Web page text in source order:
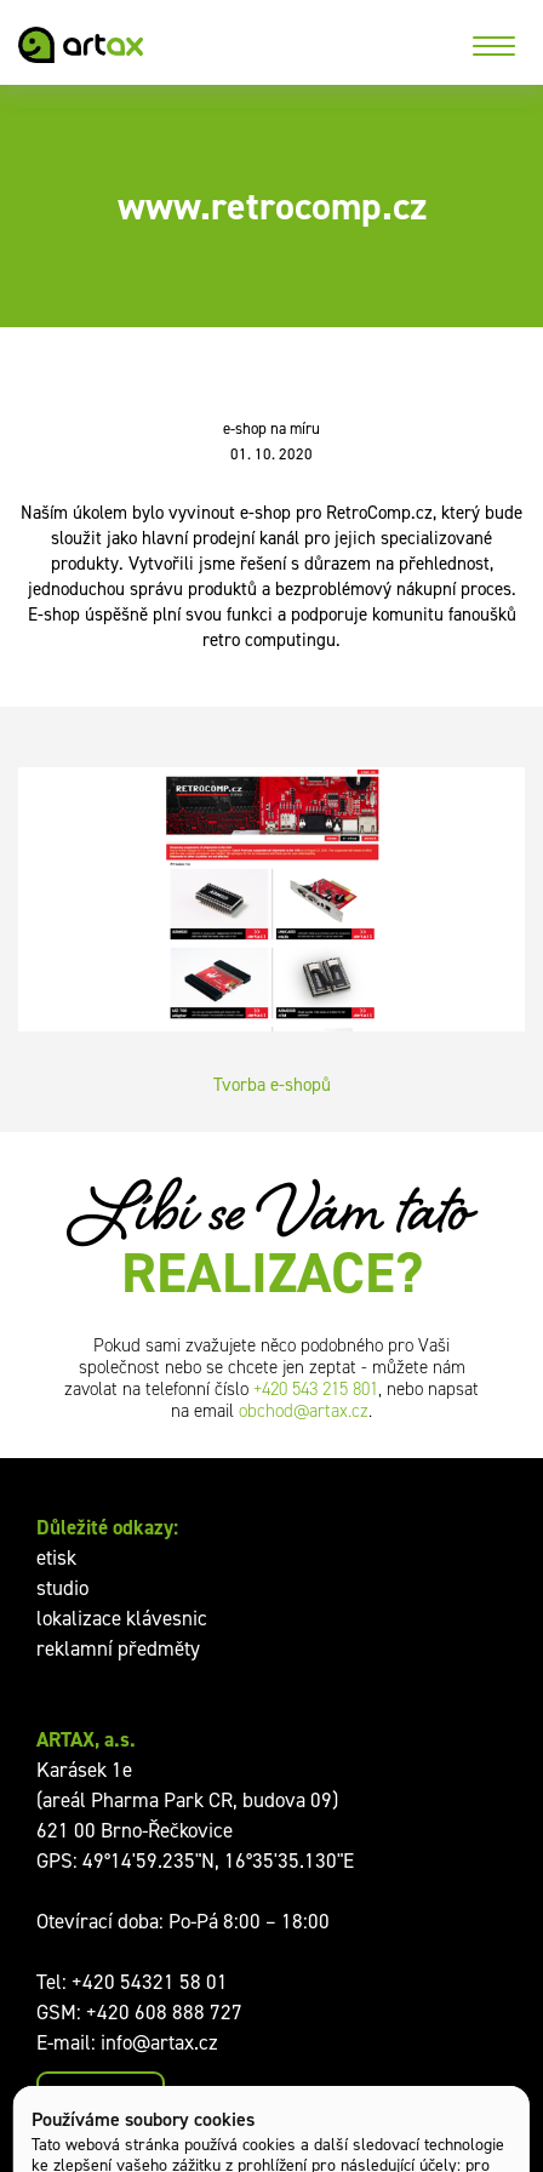
Používáme soubory cookies
Tato webová stránka používá cookies a další sledovací technologie
ke zlepšení vašeho zážitku z prohlížení pro následující účely: pro
www.retrocomp.cz
e-shop na míru
01. 10. 2020
Naším úkolem bylo vyvinout e-shop pro RetroComp.cz, který bude
sloužit jako hlavní prodejní kanál pro jejich specializované
produkty. Vytvořili jsme řešení s důrazem na přehlednost,
jednoduchou správu produktů a bezproblémový nákupní proces.
E-shop úspěšně plní svou funkci a podporuje komunitu fanoušků
retro computingu.
Tvorba e-shopů
Líbí se Vám tato
REALIZACE?
Pokud sami zvažujete něco podobného pro Vaši
společnost nebo se chcete jen zeptat - můžete nám
zavolat na telefonní číslo +420 543 215 801, nebo napsat
na email obchod@artax.cz.
Sociální sítě:
ARTAX, a.s.
Karásek 1e
(areál Pharma Park CR, budova 09)
621 00 Brno-Řečkovice
GPS: 49°14'59.235"N, 16°35'35.130"E
Otevírací doba: Po-Pá 8:00 – 18:00
Tel: +420 54321 58 01
GSM: +420 608 888 727
E-mail: info@artax.cz
Kontakty
Důležité odkazy:
etisk
studio
lokalizace klávesnic
reklamní předměty